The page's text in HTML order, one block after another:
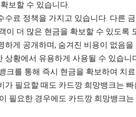
보할 수 있습니다.
수료 정책을 가지고 있습니다. 다른
이 더 많은 현금을 확보할 수 있도록
게 공개하며, 숨겨진 비용이 없음을
상황에서 유용하게 사용될 수 있습니
크를 통해 즉시 현금을 확보하여 치
가 필요할 때도 카드깡 희망뱅크는
필요한 경우에도 카드깡 희망뱅크